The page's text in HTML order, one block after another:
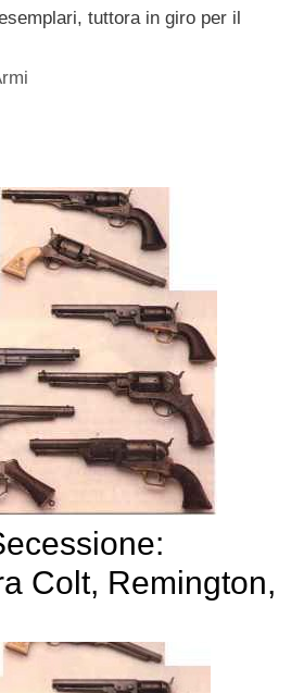
tuttora in giro per il
Colt, Remington,